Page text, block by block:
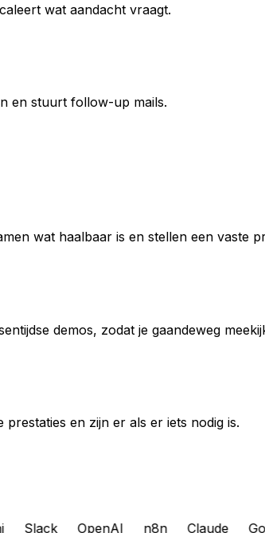
wat aandacht vraagt.
en stuurt follow-up mails.
wat haalbaar is en stellen een vaste
demos, zodat je gaandeweg
en zijn er als er iets nodig is.
Slack OpenAI n8n Claude